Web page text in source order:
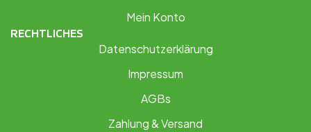
Mein Konto
RECHTLICHES
Datenschutzerklärung
Impressum
AGBs
Zahlung & Versand